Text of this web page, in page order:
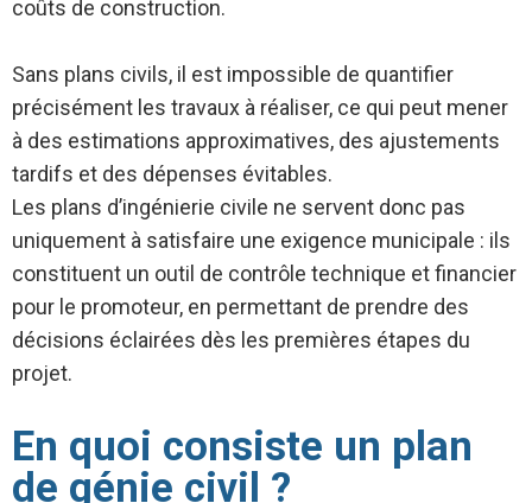
coûts de construction.
Sans plans civils, il est impossible de quantifier
précisément les travaux à réaliser, ce qui peut mener
à des estimations approximatives, des ajustements
tardifs et des dépenses évitables.
Les plans d’ingénierie civile ne servent donc pas
uniquement à satisfaire une exigence municipale : ils
constituent un outil de contrôle technique et financier
pour le promoteur, en permettant de prendre des
décisions éclairées dès les premières étapes du
projet.
En quoi consiste un plan
de génie civil ?